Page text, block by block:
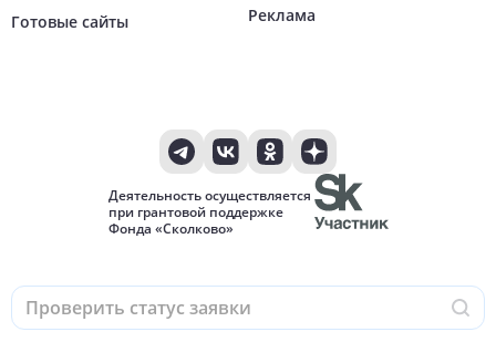
Готовые сайты
Реклама
Деятельность осуществляется
при грантовой поддержке
Фонда «Сколково»